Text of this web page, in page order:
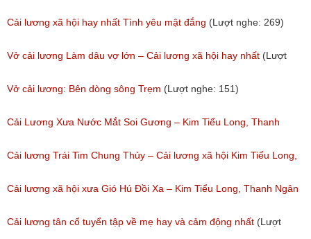
Cải lương xã hội hay nhất Tình yêu mật đắng (Lượt nghe: 269)
Vở cải lương Làm dâu vợ lớn – Cải lương xã hội hay nhất (Lượt
nghe: 383)
Vở cải lương: Bên dòng sông Trẹm (Lượt nghe: 151)
Cải Lương Xưa Nước Mắt Soi Gương – Kim Tiểu Long, Thanh
Ngân
(Lượt nghe: 140)
Cải lương Trái Tim Chung Thủy – Cải lương xã hội Kim Tiểu Long,
Thoại Mỹ
(Lượt nghe: 160)
Cải lương xã hội xưa Gió Hú Đồi Xa – Kim Tiểu Long, Thanh Ngân
(Lượt nghe: 306)
Cải lương tân cổ tuyển tập về mẹ hay và cảm động nhất (Lượt